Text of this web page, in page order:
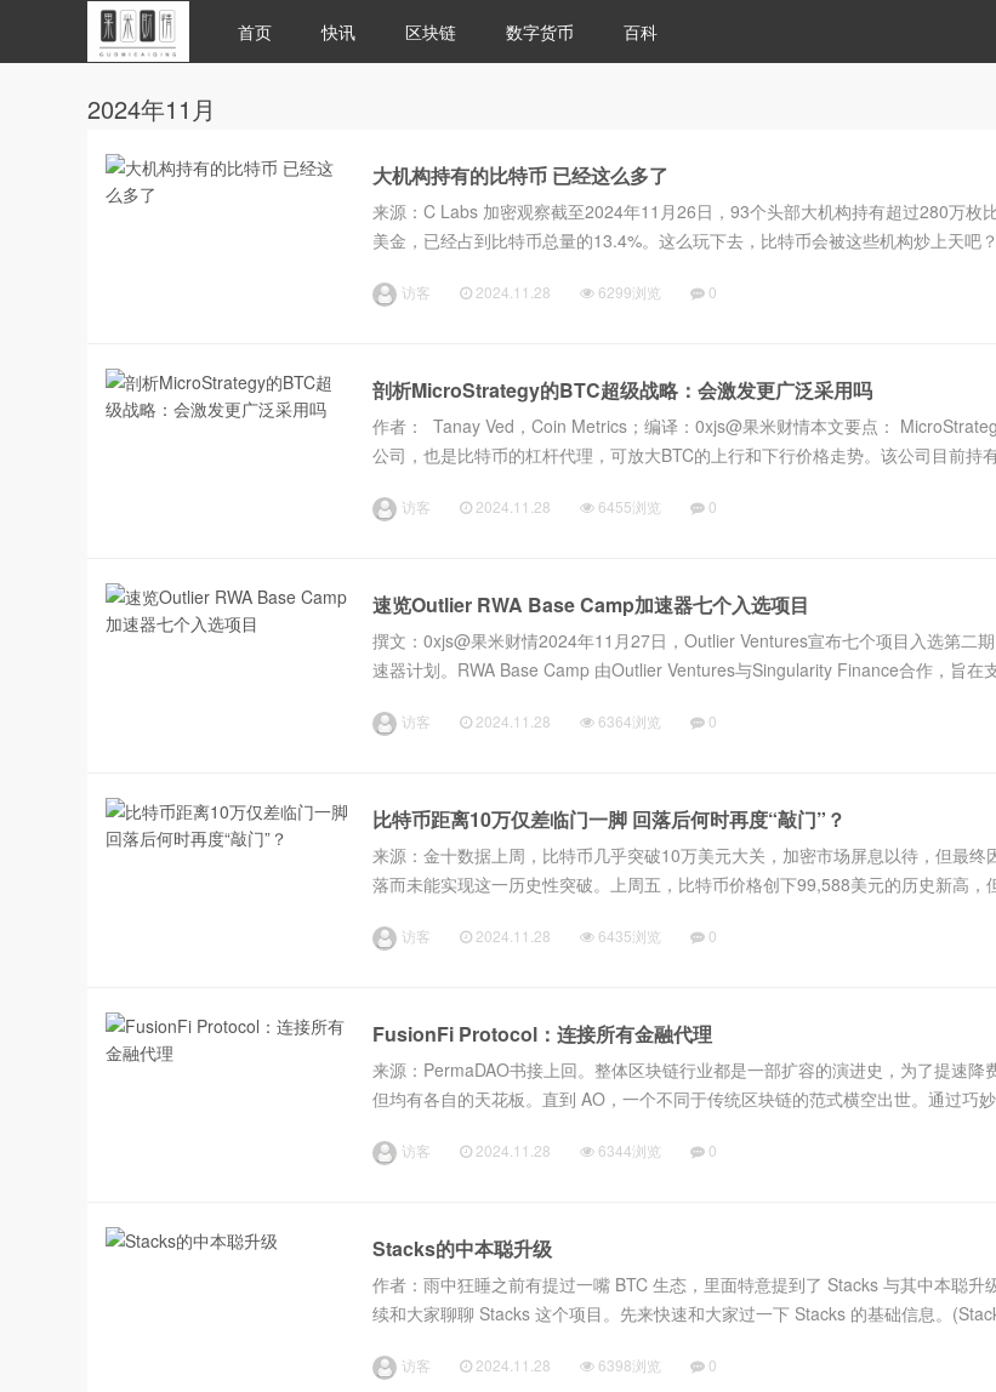
首页 快讯 区块链 数字货币 百科
2024年11月
大机构持有的比特币 已经这么多了
来源：C Labs 加密观察截至2024年11月26日，93个头部大机构持有超过280万枚
美金，已经占到比特币总量的13.4%。这么玩下去，比特币会被这些机构炒上天吧
访客 2024.11.28 6299浏览 0
剖析MicroStrategy的BTC超级战略：会激发更广泛采用吗
作者： Tanay Ved，Coin Metrics；编译：0xjs@果米财情本文要点：
公司，也是比特币的杠杆代理，可放大BTC的上行和下行价格走势。该公司目前持
访客 2024.11.28 6455浏览 0
速览Outlier RWA Base Camp加速器七个入选项目
撰文：0xjs@果米财情2024年11月27日，Outlier Ventures宣布七个项目入选第二
速器计划。RWA Base Camp 由Outlier Ventures与Singularity Finance合作，旨在
访客 2024.11.28 6364浏览 0
比特币距离10万仅差临门一脚 回落后何时再度“敲门”？
来源：金十数据上周，比特币几乎突破10万美元大关，加密市场屏息以待，但最终
落而未能实现这一历史性突破。上周五，比特币价格创下99,588美元的历史新高，
略... 访客 2024.11.28 6435浏览 0
FusionFi Protocol：连接所有金融代理
来源：PermaDAO书接上回。整体区块链行业都是一部扩容的演进史，为了提速降
但均有各自的天花板。直到 AO，一个不同于传统区块链的范式横空出世。通过巧
这也让面向...
访客 2024.11.28 6344浏览 0
Stacks的中本聪升级
作者：雨中狂睡之前有提过一嘴 BTC 生态，里面特意提到了 Stacks 与其中本聪升
续和大家聊聊 Stacks 这个项目。先来快速和大家过一下 Stacks 的基础信息。
访客 2024.11.28 6398浏览 0